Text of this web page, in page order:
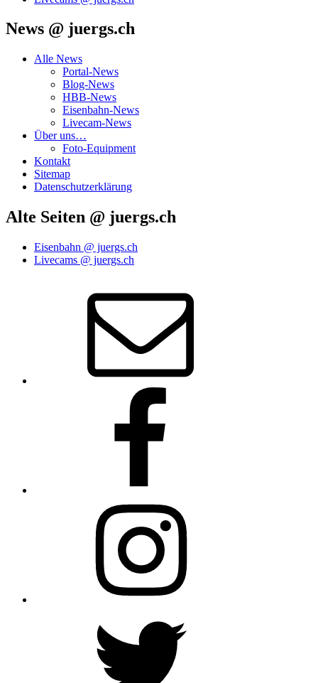
News @ juergs.ch
Alle News
Portal-News
Blog-News
HBB-News
Eisenbahn-News
Livecam-News
Über uns…
Foto-Equipment
Kontakt
Sitemap
Datenschutzerklärung
Alte Seiten @ juergs.ch
Eisenbahn @ juergs.ch
Livecams @ juergs.ch